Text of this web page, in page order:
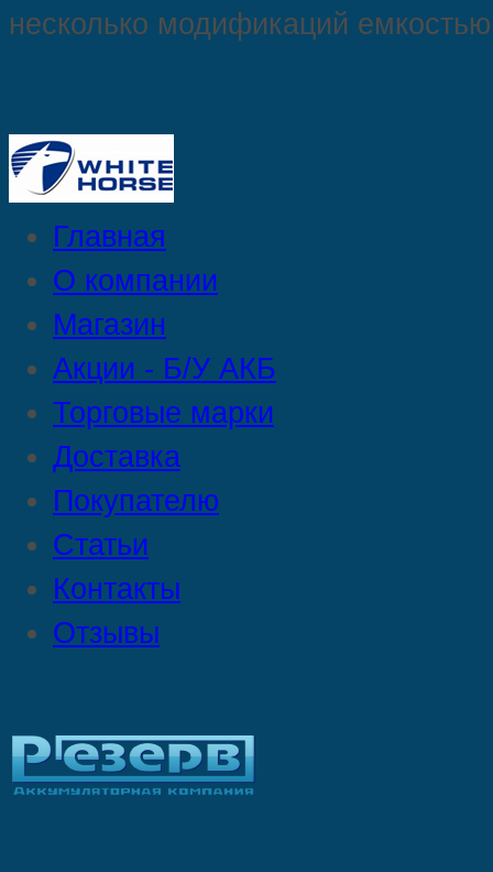
несколько модификаций
Главная
О компании
Магазин
Акции - Б/У АКБ
Торговые марки
Доставка
Покупателю
Статьи
Контакты
Отзывы